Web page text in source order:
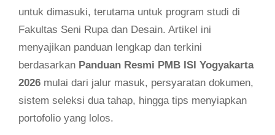
untuk dimasuki, terutama untuk program studi di
Fakultas Seni Rupa dan Desain. Artikel ini
menyajikan panduan lengkap dan terkini
berdasarkan Panduan Resmi PMB ISI Yogyakarta
2026 mulai dari jalur masuk, persyaratan dokumen,
sistem seleksi dua tahap, hingga tips menyiapkan
portofolio yang lolos.